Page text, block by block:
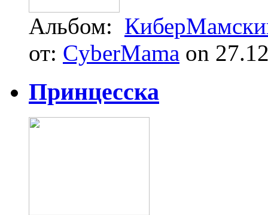
Альбом:
от: CyberMama on
Принцесска